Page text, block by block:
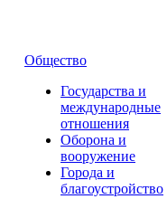
Общество
Государства и
международные
отношения
Оборона и
вооружение
Города и
благоустройство